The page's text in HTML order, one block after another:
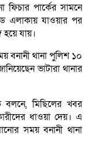
পার্কের সামনে
এলাকায় যাওয়ার পর
হয়ে যায়।
বনানী থানা পুলিশ ১০
ভাটারা থানার
বলনে, মিছিলের খবর
ধাওয়া দেয়। এ
সময় বনানী থানা